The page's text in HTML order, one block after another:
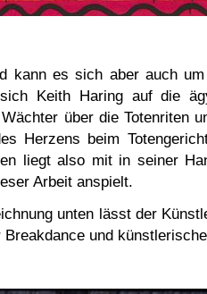
kann es sich aber auch
Keith Haring auf die
über die Totenriten
Herzens beim
liegt also mit in seiner
Arbeit anspielt.
unten lässt der
und